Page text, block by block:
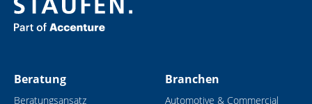
Beratung
Beratungsansatz
Branchen
Automotive & Commercial